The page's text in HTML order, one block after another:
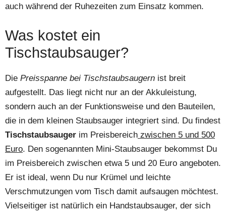
auch während der Ruhezeiten zum Einsatz kommen.
Was kostet ein
Tischstaubsauger?
Die Preisspanne bei Tischstaubsaugern ist breit
aufgestellt. Das liegt nicht nur an der Akkuleistung,
sondern auch an der Funktionsweise und den Bauteilen,
die in dem kleinen Staubsauger integriert sind. Du findest
Tischstaubsauger im Preisbereich zwischen 5 und 500
Euro. Den sogenannten Mini-Staubsauger bekommst Du
im Preisbereich zwischen etwa 5 und 20 Euro angeboten.
Er ist ideal, wenn Du nur Krümel und leichte
Verschmutzungen vom Tisch damit aufsaugen möchtest.
Vielseitiger ist natürlich ein Handstaubsauger, der sich